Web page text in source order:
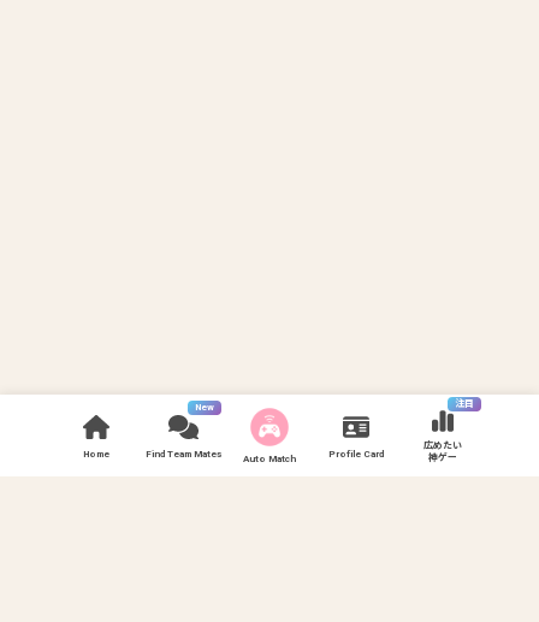
Home
New
Find Team Mates Auto Match Profile Card
注目
広めたい
神ゲー